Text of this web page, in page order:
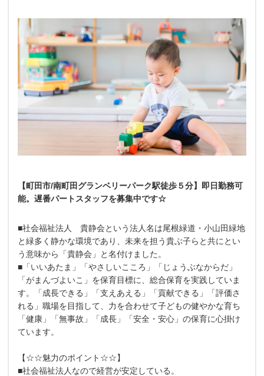
【町田市/南町田グランベリーパーク駅徒歩５分】即日勤務可
能。遅番パートスタッフを募集中です☆
■社会福祉法人 貴静会という法人名は尾根緑道・小山田緑地
と緑多く静かな環境であり、未来を担う貴ぶ子らと共にとい
う意味から「貴静会」と名付けました。
■「いいあたま」「やさしいこころ」「じょうぶなからだ」
「がまんづよいこ」を保育目標に、総合保育を実践していま
す。「成長できる」「支えあえる」「貢献できる」「評価さ
れる」職場を目指して、力を合わせて子どもの健やかな育ち
「健康」「無事故」「成長」「安全・安心」の保育に心掛け
ています。
【☆☆魅力のポイント☆☆】
■社会福祉法人なので経営が安定している。